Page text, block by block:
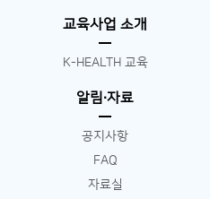
교육사업 소개
K-HEALTH 교육
알림∙자료
공지사항
FAQ
자료실